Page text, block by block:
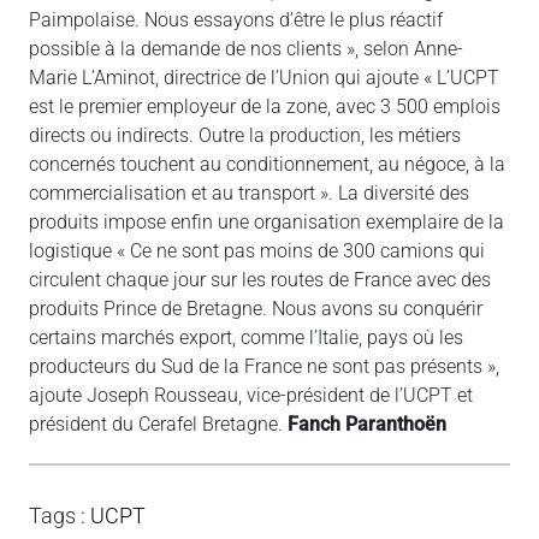
Paimpolaise. Nous essayons d’être le plus réactif
possible à la demande de nos clients », selon Anne-
Marie L’Aminot, directrice de l’Union qui ajoute « L’UCPT
est le premier employeur de la zone, avec 3 500 emplois
directs ou indirects. Outre la production, les métiers
concernés touchent au conditionnement, au négoce, à la
commercialisation et au transport ». La diversité des
produits impose enfin une organisation exemplaire de la
logistique « Ce ne sont pas moins de 300 camions qui
circulent chaque jour sur les routes de France avec des
produits Prince de Bretagne. Nous avons su conquérir
certains marchés export, comme l’Italie, pays où les
producteurs du Sud de la France ne sont pas présents »,
ajoute Joseph Rousseau, vice-président de l’UCPT et
président du Cerafel Bretagne. Fanch Paranthoën
Tags : UCPT